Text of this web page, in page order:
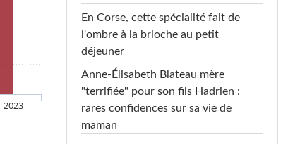
2023
En Corse, cette spécialité fait de
l'ombre à la brioche au petit
déjeuner
Anne-Élisabeth Blateau mère
"terrifiée" pour son fils Hadrien :
rares confidences sur sa vie de
maman